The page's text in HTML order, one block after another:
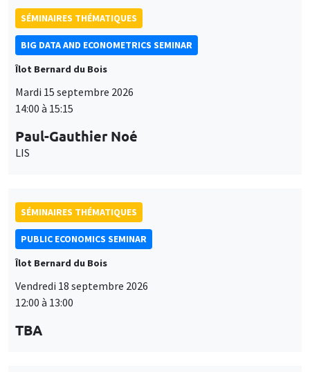
SÉMINAIRES THÉMATIQUES
BIG DATA AND ECONOMETRICS SEMINAR
Îlot Bernard du Bois
Mardi 15 septembre 2026
14:00 à 15:15
Paul-Gauthier Noé
LIS
SÉMINAIRES THÉMATIQUES
PUBLIC ECONOMICS SEMINAR
Îlot Bernard du Bois
Vendredi 18 septembre 2026
12:00 à 13:00
TBA